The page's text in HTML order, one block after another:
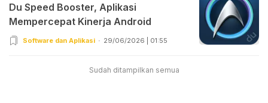
Du Speed Booster, Aplikasi
Mempercepat Kinerja Android
Software dan Aplikasi 29/06/2026 | 01:55
Sudah ditampilkan semua